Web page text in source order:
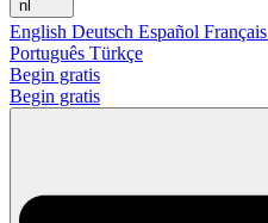
nl
English Deutsch Español Français
Português Türkçe
Begin gratis
Begin gratis